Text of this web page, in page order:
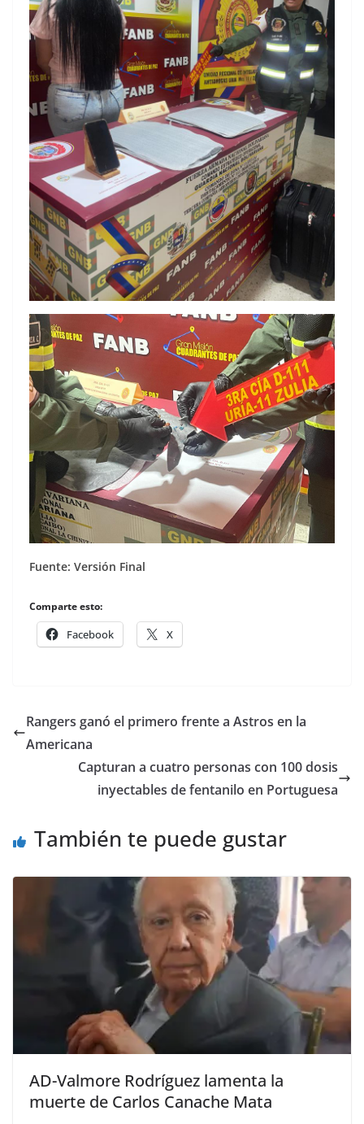
Fuente: Versión Final
Comparte esto:
Facebook X
Rangers ganó el primero frente a Astros en la
Americana
Capturan a cuatro personas con 100 dosis
inyectables de fentanilo en Portuguesa
También te puede gustar
AD-Valmore Rodríguez lamenta la
muerte de Carlos Canache Mata